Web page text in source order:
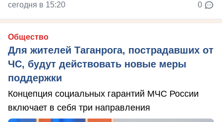
сегодня в 15:20 0
Общество
Для жителей Таганрога, пострадавших от
ЧС, будут действовать новые меры
поддержки
Концепция социальных гарантий МЧС России
включает в себя три направления